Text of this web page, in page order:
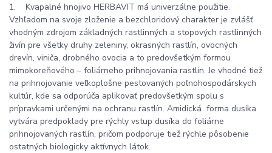
1. Kvapalné hnojivo HERBAVIT má univerzálne použitie.
Vzhľadom na svoje zloženie a bezchloridový charakter je zvlášť
vhodným zdrojom základných rastlinných a stopových rastlinných
živín pre všetky druhy zeleniny, okrasných rastlín, ovocných
drevín, viniča, drobného ovocia a to predovšetkým formou
mimokoreňového – foliárneho prihnojovania rastlín. Je vhodné tiež
na prihnojovanie veľkoplošne pestovaných poľnohospodárskych
kultúr, kde sa odporúča aplikovať predovšetkým spolu s
prípravkami určenými na ochranu rastlín. Amidická forma dusíka
vytvára predpoklady pre rýchly vstup dusíka do foliárne
prihnojovaných rastlín, pričom podporuje tiež rýchle pôsobenie
ostatných biologicky aktívnych látok.